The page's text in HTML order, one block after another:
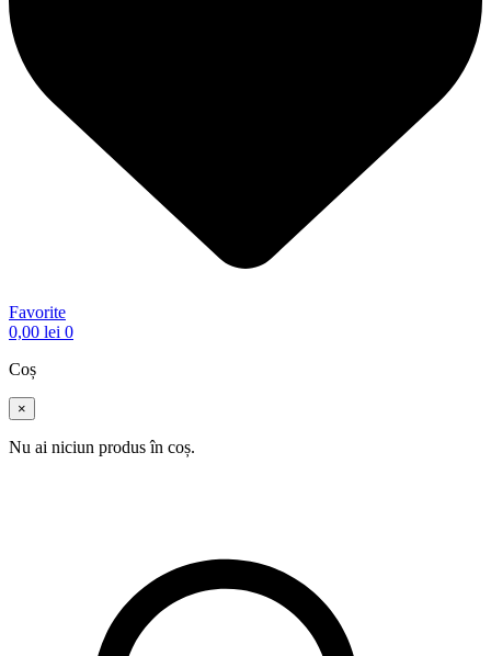
Favorite
0,00 lei 0
Coș
×
Nu ai niciun produs în coș.